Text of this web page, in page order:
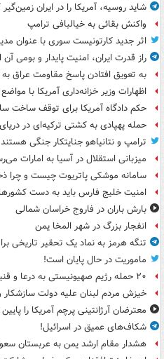
شاید روسیه، آمریکا را در ایران زمین‌گیر
واکنش بقائی به خیالبافی ترامپ
اثر جدید کارتونیست سوری با عنوان
راز قدرت ایران، امنیت پایدار و بومی
به تعویق افتادن پاسخ مقاومت عراق
اظهارات وزیر خزانه‌داری آمریکا با
حکم دادگاه آمریکا برای توقف ساخت
حمله پهپادی به کشتی ترکیه‌ای در
ترامپ و نتانیاهو جنایتکار جنگی
میزبانی استقلال در آسیا به امارات
سامانه موشکی پاتریوت چیست و چرا
امنیت خلیج فارس باید به دست
بارش باران در فاروج خراسان شمالی
انفجار بزرگ در شهر المخا یمن
تنگه هرمز به نماد یک تحقیر تاریخی
ماموریت در حال پایان است!
۲۰ حمله رژیم صهیونیستی به درعا و قنیطره در یک هفته
خیزش مردم لبنان علیه دولت سازشکار
معترضان آرژانتینی پرچم آمریکا را
شکاف‌های عمیق در اسرائیل!
هشدار مقام ارشد یمن به عربستان